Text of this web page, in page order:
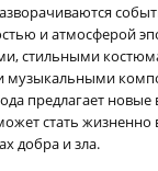
и атмосферой
стильными
музыкальными
предлагает
стать жизненно
добра и зла.